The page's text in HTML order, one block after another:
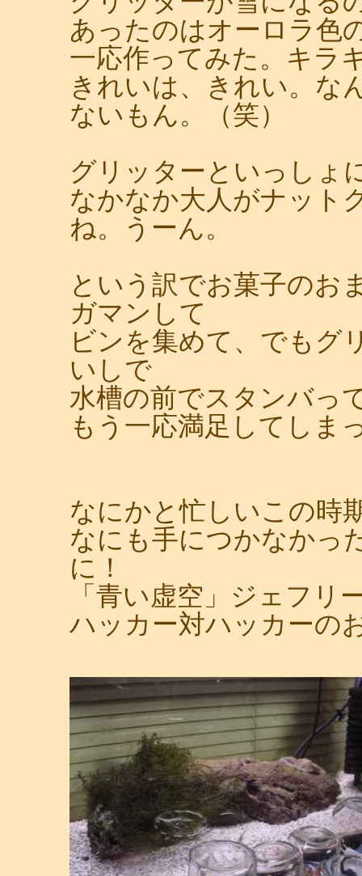
あったのはオーロラ色
一応作ってみた。キラ
きれいは、きれい。な
ないもん。（笑）
グリッターといっしょ
なかなか大人がナット
ね。うーん。
という訳でお菓子のお
ガマンして
ビンを集めて、でもグ
いしで
水槽の前でスタンバっ
もう一応満足してしま
なにかと忙しいこの時
なにも手につかなかっ
に！
「青い虚空」ジェフリ
ハッカー対ハッカーの